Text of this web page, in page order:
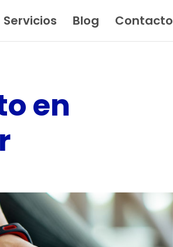
Servicios Blog Contacto
en